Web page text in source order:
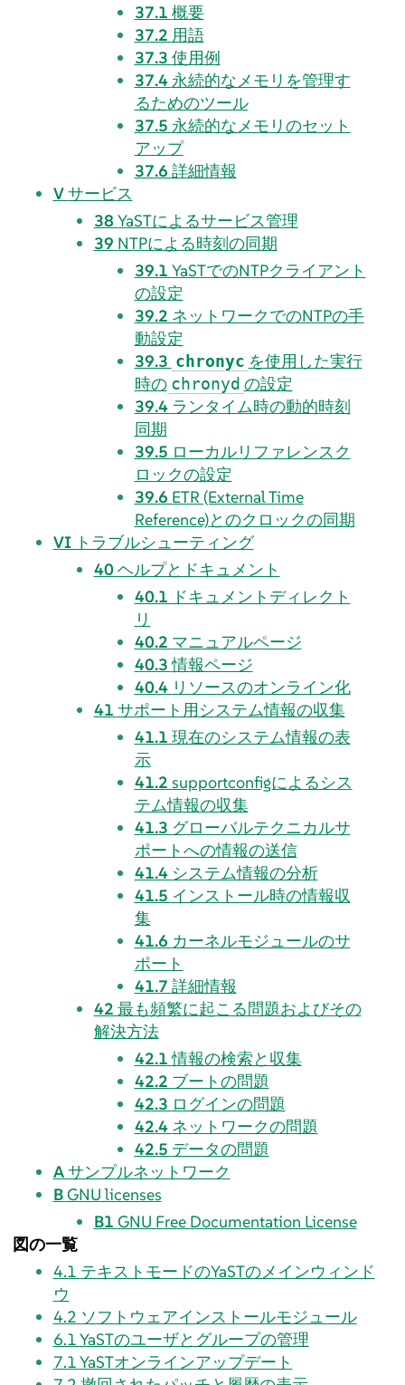
37.1 概要
37.2 用語
37.3 使用例
37.4 永続的なメモリを管理す
るためのツール
37.5 永続的なメモリのセット
アップ
37.6 詳細情報
Vサービス
38 YaSTによるサービス管理
39 NTPによる時刻の同期
39.1 YaSTでのNTPクライアント
の設定
39.2 ネットワークでのNTPの手
動設定
39.3 chronyc を使用した実行
時の chronyd の設定
39.4 ランタイム時の動的時刻
同期
39.5 ローカルリファレンスク
ロックの設定
39.6 ETR (External Time
Reference)とのクロックの同期
VI トラブルシューティング
40ヘルプとドキュメント
40.1 ドキュメントディレクト
リ
40.2 マニュアルページ
40.3情報ページ
40.4 リソースのオンライン化
41 サポート用システム情報の収集
41.1 現在のシステム情報の表
示
41.2 supportconfigによるシス
テム情報の収集
41.3 グローバルテクニカルサ
ポートへの情報の送信
41.4 システム情報の分析
41.5 インストール時の情報収
集
41.6 カーネルモジュールのサ
ポート
41.7 詳細情報
42 最も頻繁に起こる問題およびその
解決方法
42.1情報の検索と収集
42.2 ブートの問題
42.3 ログインの問題
42.4 ネットワークの問題
42.5 データの問題
Aサンプルネットワーク
BGNU licenses
B1 GNU Free Documentation License
図の一覧
4.1 テキストモードのYaSTのメインウィンド
ウ
4.2 ソフトウェアインストールモジュール
6.1YaSTのユーザとグループの管理
7.1YaSTオンラインアップデート